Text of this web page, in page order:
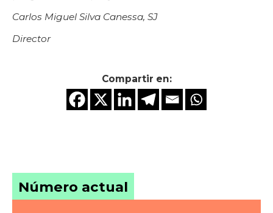
Carlos Miguel Silva Canessa, SJ
Director
Compartir en:
Número actual